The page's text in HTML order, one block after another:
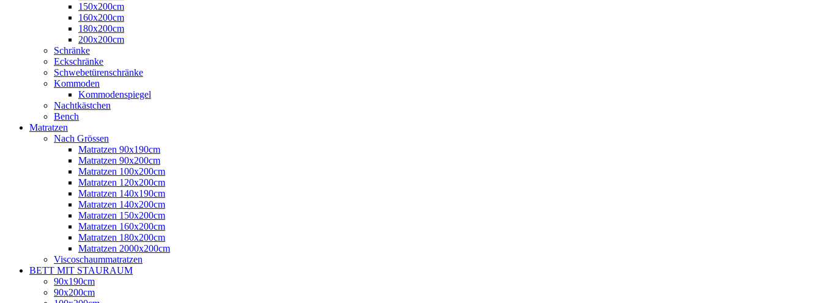
150x200cm
160x200cm
180x200cm
200x200cm
Schränke
Eckschränke
Schwebetürenschränke
Kommoden
Kommodenspiegel
Nachtkästchen
Bench
Matratzen
Nach Grössen
Matratzen 90x190cm
Matratzen 90x200cm
Matratzen 100x200cm
Matratzen 120x200cm
Matratzen 140x190cm
Matratzen 140x200cm
Matratzen 150x200cm
Matratzen 160x200cm
Matratzen 180x200cm
Matratzen 2000x200cm
Viscoschaummatratzen
BETT MIT STAURAUM
90x190cm
90x200cm